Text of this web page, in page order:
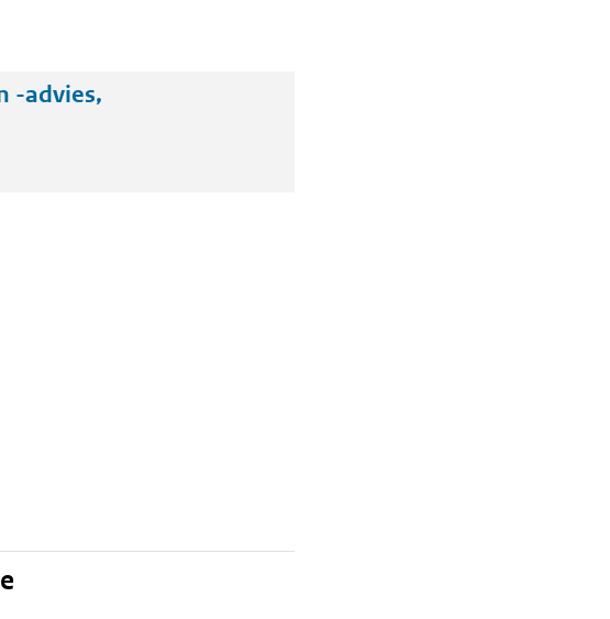
-advies,